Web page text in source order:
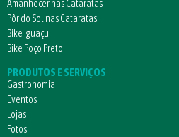
Amanhecer nas Cataratas
Pôr do Sol nas Cataratas
Bike Iguaçu
Bike Poço Preto
PRODUTOS E SERVIÇOS
Gastronomia
Eventos
Lojas
Fotos